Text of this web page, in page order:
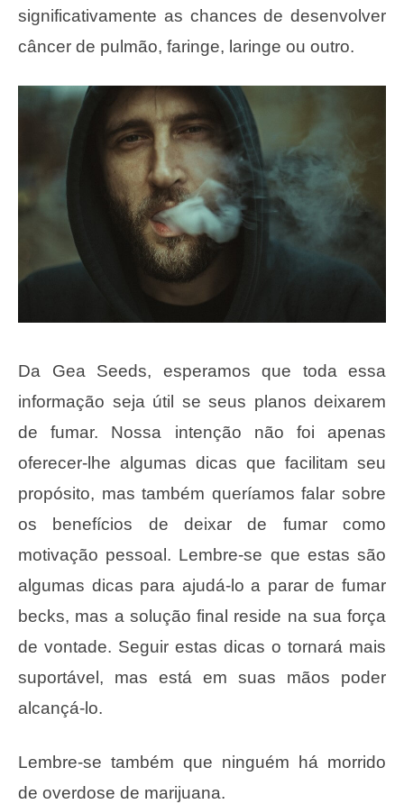
significativamente as chances de desenvolver
câncer de pulmão, faringe, laringe ou outro.
Da Gea Seeds, esperamos que toda essa
informação seja útil se seus planos deixarem
de fumar. Nossa intenção não foi apenas
oferecer-lhe algumas dicas que facilitam seu
propósito, mas também queríamos falar sobre
os benefícios de deixar de fumar como
motivação pessoal. Lembre-se que estas são
algumas dicas para ajudá-lo a parar de fumar
becks, mas a solução final reside na sua força
de vontade. Seguir estas dicas o tornará mais
suportável, mas está em suas mãos poder
alcançá-lo.
Lembre-se também que ninguém há morrido
de overdose de marijuana.